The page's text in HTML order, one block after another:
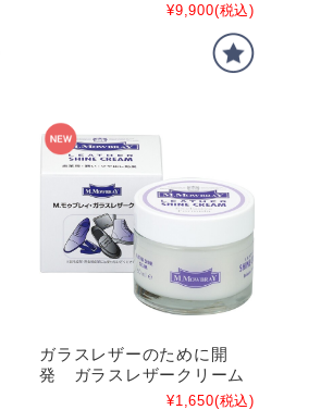
¥9,900(税込)
ガラスレザーのために開
発 ガラスレザークリーム
¥1,650(税込)